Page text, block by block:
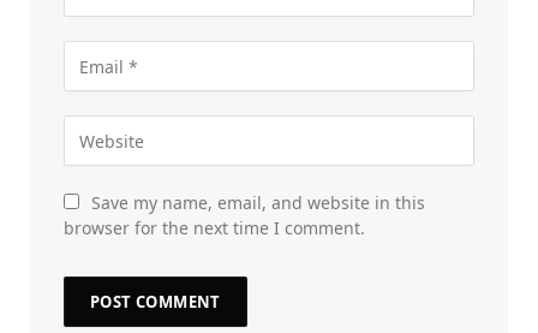
Save my name, email, and website in this
browser for the next time I comment.